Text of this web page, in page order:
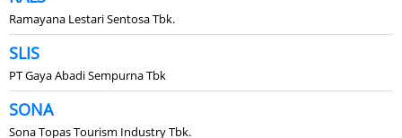
Ramayana Lestari Sentosa Tbk.
SLIS
PT Gaya Abadi Sempurna Tbk
SONA
Sona Topas Tourism Industry Tbk.